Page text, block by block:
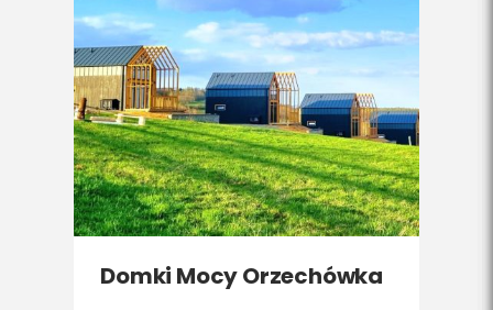
Domki Mocy Orzechówka